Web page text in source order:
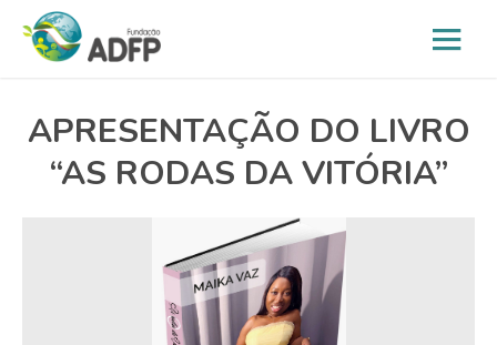
APRESENTAÇÃO DO LIVRO
“AS RODAS DA VITÓRIA”